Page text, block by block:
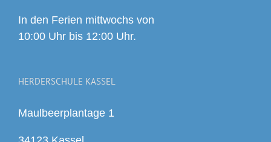
In den Ferien mittwochs von
10:00 Uhr bis 12:00 Uhr.
HERDERSCHULE KASSEL
Maulbeerplantage 1